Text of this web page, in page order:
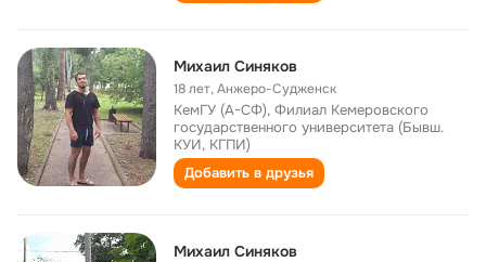
Михаил Синяков
18 лет,Анжеро-Судженск
КемГУ (А-СФ), Филиал Кемеровского
государственного университета (Бывш.
КУИ, КГПИ)
Добавить в друзья
Михаил Синяков